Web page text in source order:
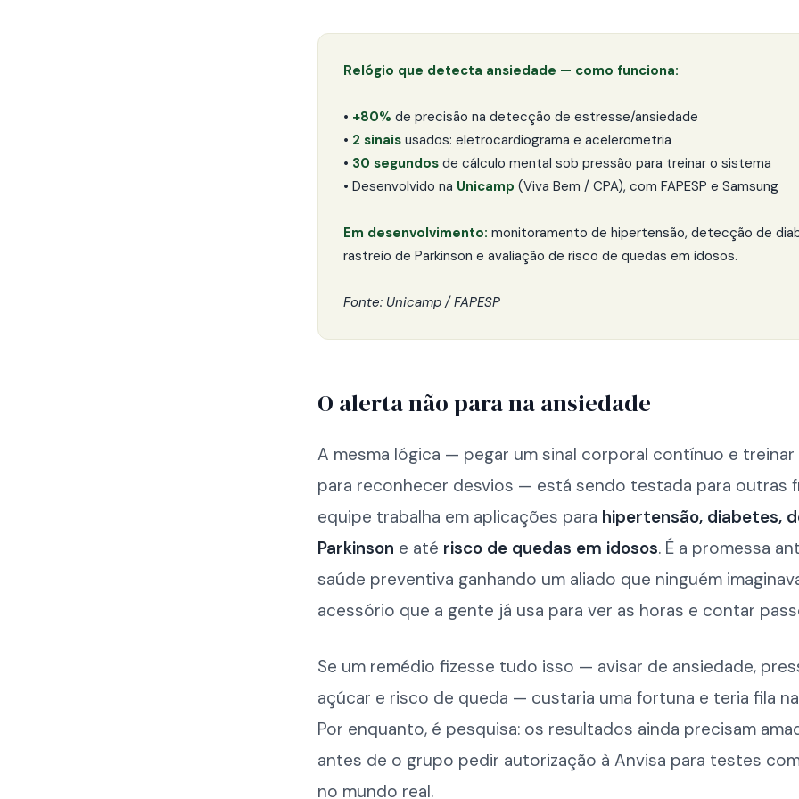
Relógio que detecta ansiedade — como funciona:
• +80% de precisão na detecção de estresse/ansiedade
• 2 sinais usados: eletrocardiograma e acelerometria
• 30 segundos de cálculo mental sob pressão para treinar o sistema
• Desenvolvido na Unicamp (Viva Bem / CPA), com FAPESP e Samsung
Em desenvolvimento: monitoramento de hipertensão, detecção de
rastreio de Parkinson e avaliação de risco de quedas em idosos.
Fonte: Unicamp / FAPESP
O alerta não para na ansiedade
A mesma lógica — pegar um sinal corporal contínuo e treinar
para reconhecer desvios — está sendo testada para outras
equipe trabalha em aplicações para hipertensão, diabetes,
Parkinson e até risco de quedas em idosos. É a promessa
saúde preventiva ganhando um aliado que ninguém
acessório que a gente já usa para ver as horas e contar
Se um remédio fizesse tudo isso — avisar de ansiedade,
açúcar e risco de queda — custaria uma fortuna e teria fila
Por enquanto, é pesquisa: os resultados ainda precisam
antes de o grupo pedir autorização à Anvisa para testes
no mundo real.